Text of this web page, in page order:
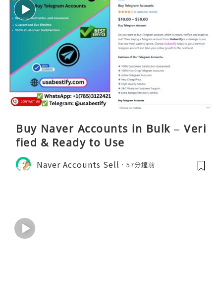
Buy Naver Accounts in Bulk – Veri
fied & Ready to Use
Naver Accounts Sell 57分鐘前